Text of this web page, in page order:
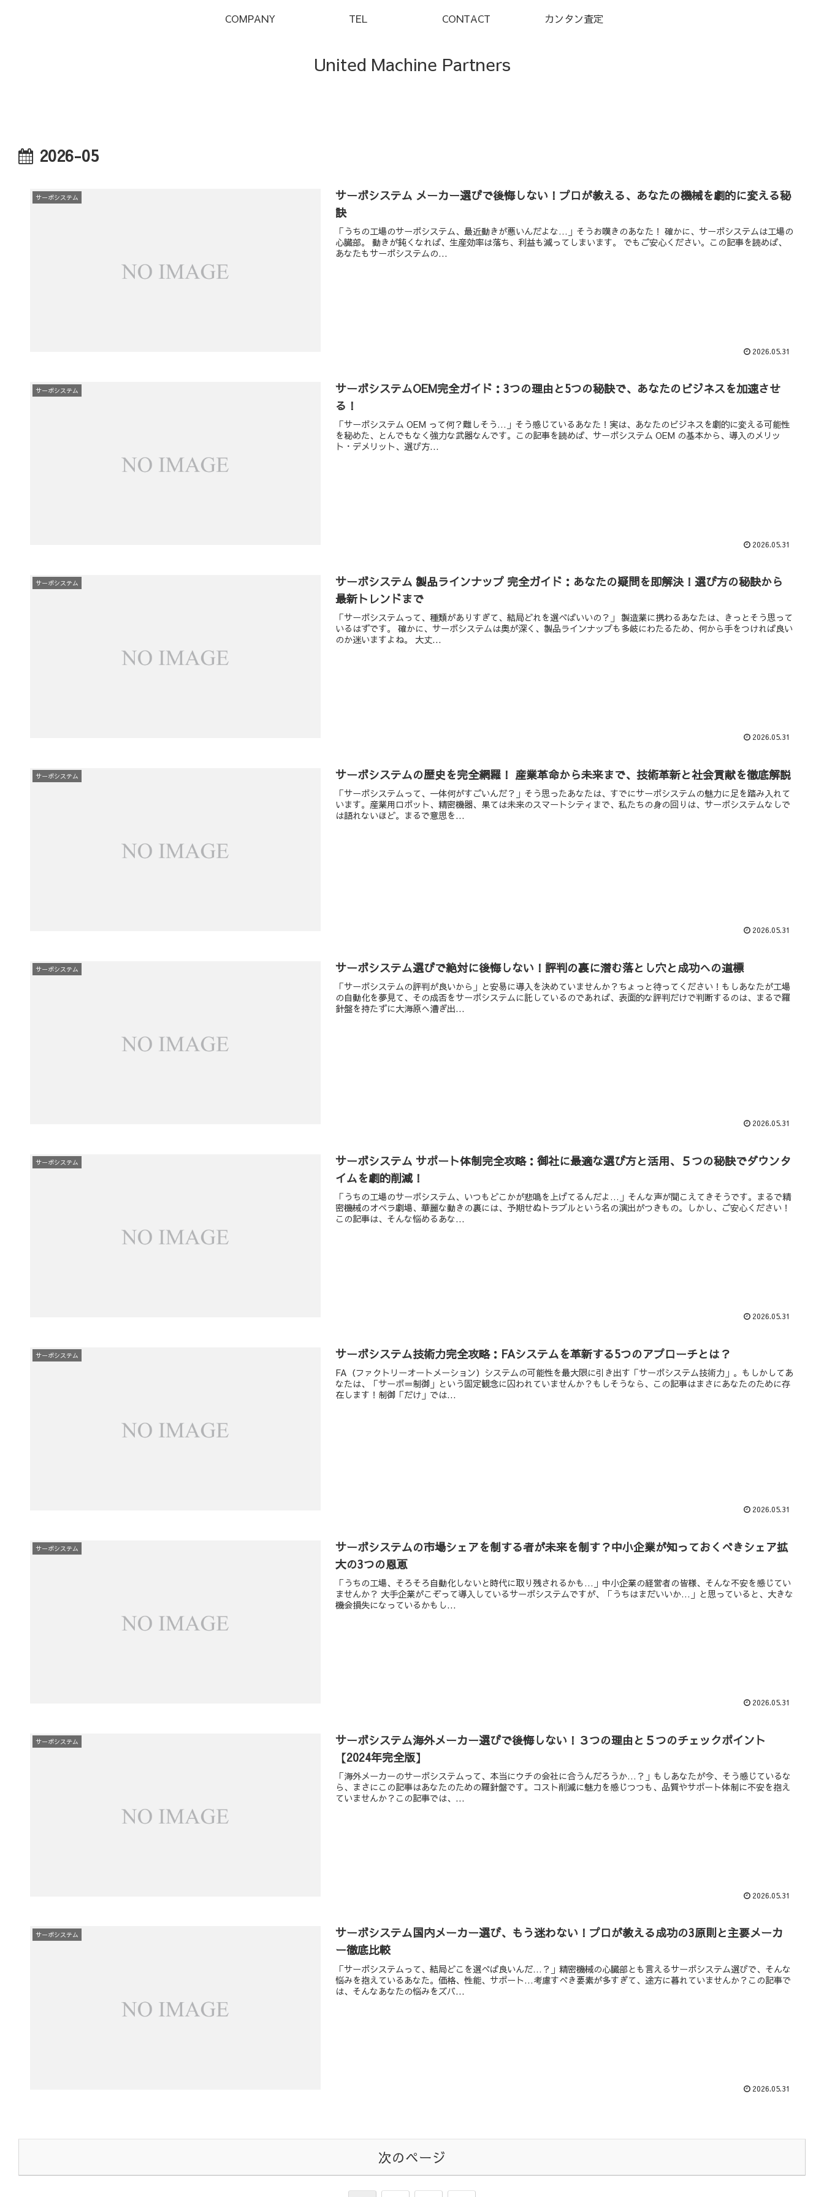
United Machine Partners
COMPANY TEL CONTACT カンタン査定
2026-05
サーボシステム
サーボシステム メーカー選びで後悔しない！プロが教える、あなたの機械を劇的に変える秘
訣
「うちの工場のサーボシステム、最近動きが悪いんだよな…」そうお嘆きのあなた！ 確かに、サーボシステムは工場の
心臓部。 動きが鈍くなれば、生産効率は落ち、利益も減ってしまいます。 でもご安心ください。この記事を読めば、
あなたもサーボシステムの...
2026.05.31
サーボシステム
サーボシステムOEM完全ガイド：3つの理由と5つの秘訣で、あなたのビジネスを加速させ
る！
「サーボシステム OEM って何？難しそう…」そう感じているあなた！実は、あなたのビジネスを劇的に変える可能性
を秘めた、とんでもなく強力な武器なんです。この記事を読めば、サーボシステム OEM の基本から、導入のメリッ
ト・デメリット、選び方...
2026.05.31
サーボシステム
サーボシステム 製品ラインナップ 完全ガイド：あなたの疑問を即解決！選び方の秘訣から
最新トレンドまで
「サーボシステムって、種類がありすぎて、結局どれを選べばいいの？」 製造業に携わるあなたは、きっとそう思って
いるはずです。 確かに、サーボシステムは奥が深く、製品ラインナップも多岐にわたるため、何から手をつければ良い
のか迷いますよね。 大丈...
2026.05.31
サーボシステム サーボシステムの歴史を完全網羅！ 産業革命から未来まで、技術革新と社会貢献を徹底解説
「サーボシステムって、一体何がすごいんだ？」そう思ったあなたは、すでにサーボシステムの魅力に足を踏み入れて
います。産業用ロボット、精密機器、果ては未来のスマートシティまで、私たちの身の回りは、サーボシステムなしで
は語れないほど。まるで意思を...
2026.05.31
サーボシステム サーボシステム選びで絶対に後悔しない！評判の裏に潜む落とし穴と成功への道標
「サーボシステムの評判が良いから」と安易に導入を決めていませんか？ちょっと待ってください！もしあなたが工場
の自動化を夢見て、その成否をサーボシステムに託しているのであれば、表面的な評判だけで判断するのは、まるで羅
針盤を持たずに大海原へ漕ぎ出...
2026.05.31
サーボシステム
サーボシステム サポート体制完全攻略：御社に最適な選び方と活用、５つの秘訣でダウンタ
イムを劇的削減！
「うちの工場のサーボシステム、いつもどこかが悲鳴を上げてるんだよ…」そんな声が聞こえてきそうです。まるで精
密機械のオペラ劇場、華麗な動きの裏には、予期せぬトラブルという名の演出がつきもの。しかし、ご安心ください！
この記事は、そんな悩めるあな...
2026.05.31
サーボシステム サーボシステム技術力完全攻略：FAシステムを革新する5つのアプローチとは？
FA（ファクトリーオートメーション）システムの可能性を最大限に引き出す「サーボシステム技術力」。もしかしてあ
なたは、「サーボ＝制御」という固定観念に囚われていませんか？もしそうなら、この記事はまさにあなたのために存
在します！制御「だけ」では...
2026.05.31
サーボシステム
サーボシステムの市場シェアを制する者が未来を制す？中小企業が知っておくべきシェア拡
大の3つの恩恵
「うちの工場、そろそろ自動化しないと時代に取り残されるかも…」中小企業の経営者の皆様、そんな不安を感じてい
ませんか？ 大手企業がこぞって導入しているサーボシステムですが、「うちはまだいいか…」と思っていると、大きな
機会損失になっているかもし...
2026.05.31
サーボシステム
サーボシステム海外メーカー選びで後悔しない！３つの理由と５つのチェックポイント
【2024年完全版】
「海外メーカーのサーボシステムって、本当にウチの会社に合うんだろうか…？」もしあなたが今、そう感じているな
ら、まさにこの記事はあなたのための羅針盤です。コスト削減に魅力を感じつつも、品質やサポート体制に不安を抱え
ていませんか？この記事では、...
2026.05.31
サーボシステム
サーボシステム国内メーカー選び、もう迷わない！プロが教える成功の3原則と主要メーカ
ー徹底比較
「サーボシステムって、結局どこを選べば良いんだ…？」精密機械の心臓部とも言えるサーボシステム選びで、そんな
悩みを抱えているあなた。価格、性能、サポート…考慮すべき要素が多すぎて、途方に暮れていませんか？この記事で
は、そんなあなたの悩みをズバ...
2026.05.31
次のページ